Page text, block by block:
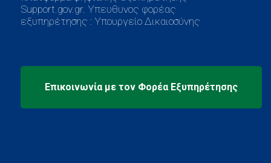
Support.gov.gr. Υπευθυνος φορέας
εξυπηρέτησης : Υπουργείο Δικαιοσύνης